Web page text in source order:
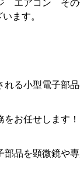
エアコン その
ます。
る小型電子部
お任せします！
品を顕微鏡や